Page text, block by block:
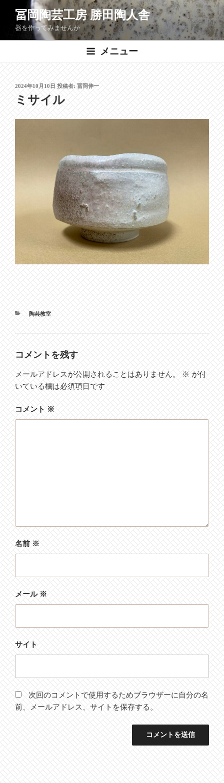
ン
へ
ス
キ
ッ
プ
冨岡陶芸工房 勝田陶人舎
器を作ってみませんか
メニュー
投
稿
日:
2024年10月10日投稿者:冨岡伸一
ミサイル
カ
テ
ゴ
リ
ー
陶芸教室
コメントを残す
メールアドレスが公開されることはありません。 ※が付
いている欄は必須項目です
コメント※
名前※
メール※
サイト
次回のコメントで使用するためブラウザーに自分の名
前、メールアドレス、サイトを保存する。